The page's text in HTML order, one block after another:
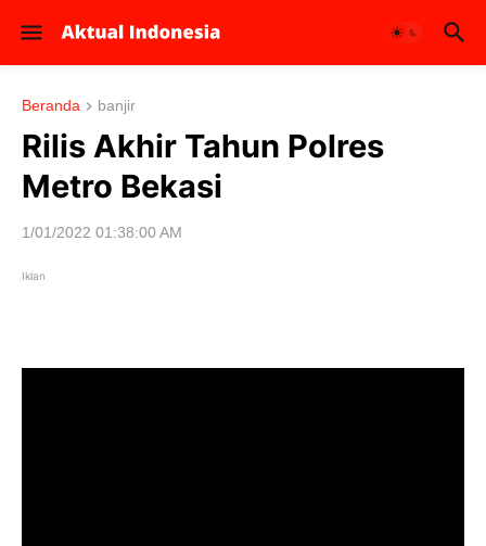
Beranda banjir
Rilis Akhir Tahun Polres
Metro Bekasi
1/01/2022 01:38:00 AM
Iklan